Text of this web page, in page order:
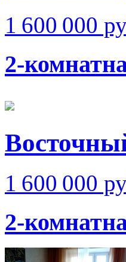
1 600 000
2-
1 600 000
2-